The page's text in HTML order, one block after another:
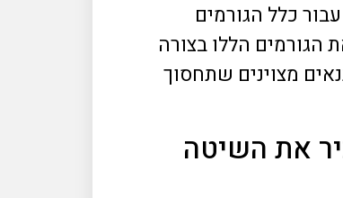
כלל הגורמים
הללו בצורה
מצוינים שתחסוך
את השיטה